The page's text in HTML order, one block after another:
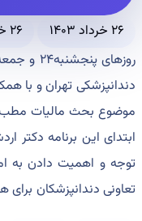
۲۶ خرداد ۱۴۰۳ ۲۶ خرداد ۱۴۰۳
دندانپزشکی تهران و با
موضوع بحث مالیات مطب
ابتدای این برنامه دکتر
توجه و اهمیت دادن به
تعاونی دندانپزشکان برای